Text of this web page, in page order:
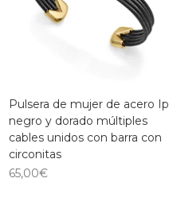
Pulsera de mujer de acero Ip
negro y dorado múltiples
cables unidos con barra con
circonitas
65,00€